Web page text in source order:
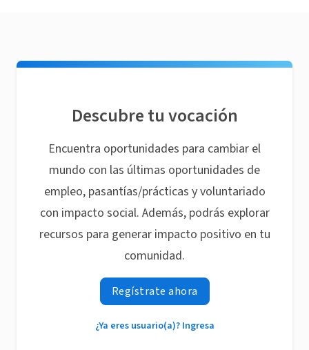
Descubre tu vocación
Encuentra oportunidades para cambiar el
mundo con las últimas oportunidades de
empleo, pasantías/prácticas y voluntariado
con impacto social. Además, podrás explorar
recursos para generar impacto positivo en tu
comunidad.
Regístrate ahora
¿Ya eres usuario(a)? Ingresa